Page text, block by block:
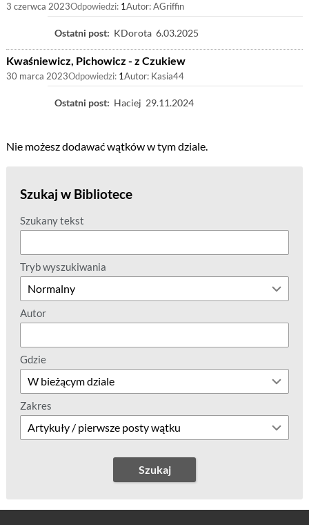
3 czerwca 2023Odpowiedzi: 1Autor:AGriffin
Ostatni post: KDorota 6.03.2025
Kwaśniewicz, Pichowicz - z Czukiew
30 marca 2023Odpowiedzi: 1Autor: Kasia44
Ostatni post: Haciej 29.11.2024
Nie możesz dodawać wątków w tym dziale.
Szukaj w Bibliotece
Szukany tekst
Tryb wyszukiwania
Autor
Gdzie
Zakres
Szukaj